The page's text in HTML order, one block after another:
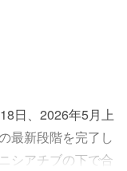
日、2026年5月上
最新段階を完了し
シアチブの下で合